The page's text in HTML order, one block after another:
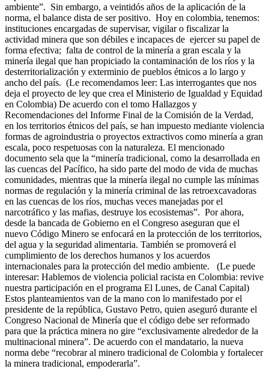
ambiente”. Sin embargo, a veintidós años de la aplicación de la
norma, el balance dista de ser positivo. Hoy en colombia, tenemos:
instituciones encargadas de supervisar, vigilar o fiscalizar la
actividad minera que son débiles e incapaces de ejercer su papel de
forma efectiva; falta de control de la minería a gran escala y la
minería ilegal que han propiciado la contaminación de los ríos y la
desterritorialización y exterminio de pueblos étnicos a lo largo y
ancho del país. (Le recomendamos leer: Las interrogantes que nos
deja el proyecto de ley que crea el Ministerio de Igualdad y Equidad
en Colombia) De acuerdo con el tomo Hallazgos y
Recomendaciones del Informe Final de la Comisión de la Verdad,
en los territorios étnicos del país, se han impuesto mediante violencia
formas de agroindustria o proyectos extractivos como minería a gran
escala, poco respetuosas con la naturaleza. El mencionado
documento sela que la “minería tradicional, como la desarrollada en
las cuencas del Pacífico, ha sido parte del modo de vida de muchas
comunidades, mientras que la minería ilegal no cumple las mínimas
normas de regulación y la minería criminal de las retroexcavadoras
en las cuencas de los ríos, muchas veces manejadas por el
narcotráfico y las mafias, destruye los ecosistemas”. Por ahora,
desde la bancada de Gobierno en el Congreso aseguran que el
nuevo Código Minero se enfocará en la protección de los territorios,
del agua y la seguridad alimentaria. También se promoverá el
cumplimiento de los derechos humanos y los acuerdos
internacionales para la protección del medio ambiente. (Le puede
interesar: Hablemos de violencia policial racista en Colombia: revive
nuestra participación en el programa El Lunes, de Canal Capital)
Estos planteamientos van de la mano con lo manifestado por el
presidente de la república, Gustavo Petro, quien aseguró durante el
Congreso Nacional de Minería que el código debe ser reformado
para que la práctica minera no gire “exclusivamente alrededor de la
multinacional minera”. De acuerdo con el mandatario, la nueva
norma debe “recobrar al minero tradicional de Colombia y fortalecer
la minera tradicional, empoderarla”.